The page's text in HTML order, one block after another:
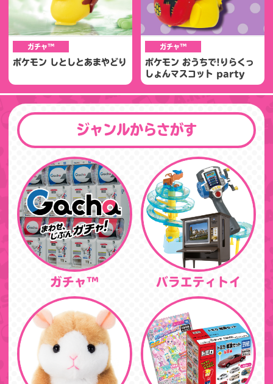
ガチャ™
ポケモン しとしとあまやどり
ガチャ™
ポケモン おうちで!りらくっ
しょんマスコット party
ジャンルからさがす
ガチャ™ バラエティトイ